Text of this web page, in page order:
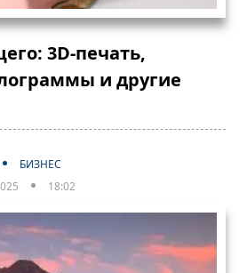
3D-печать,
и другие
БИЗНЕС
18:02